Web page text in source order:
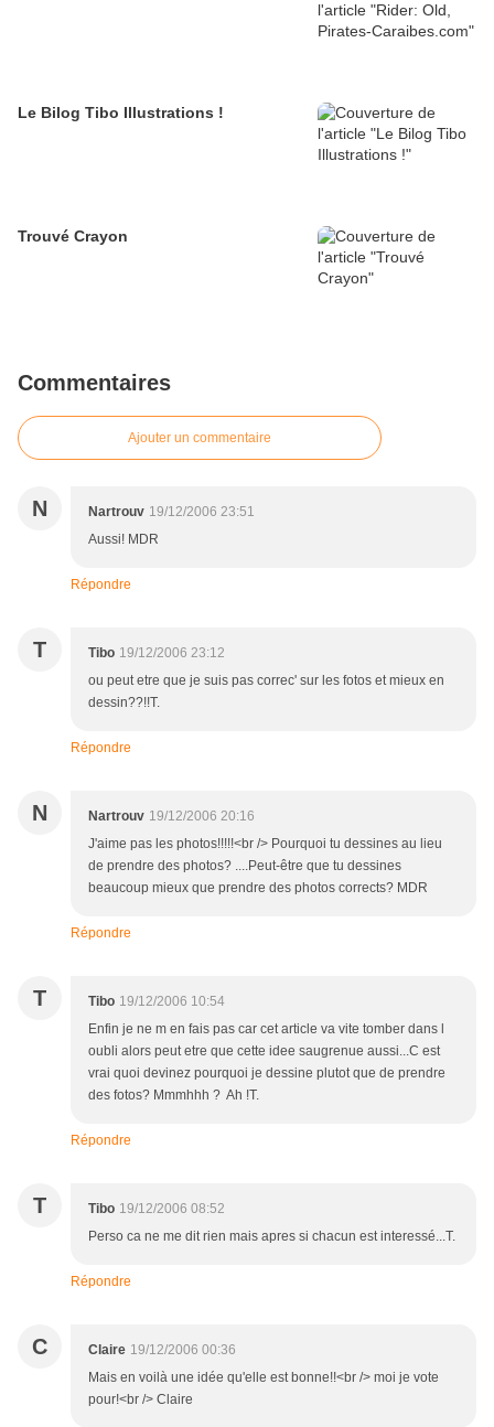
Le Bilog Tibo Illustrations !
Trouvé Crayon
Commentaires
Ajouter un commentaire
N Nartrouv 19/12/2006 23:51
Aussi! MDR
Répondre
T Tibo 19/12/2006 23:12
ou peut etre que je suis pas correc' sur les fotos et mieux en
dessin??!!T.
Répondre
N Nartrouv 19/12/2006 20:16
J'aime pas les photos!!!!!<br /> Pourquoi tu dessines au lieu
de prendre des photos? ....Peut-être que tu dessines
beaucoup mieux que prendre des photos corrects? MDR
Répondre
T Tibo 19/12/2006 10:54
Enfin je ne m en fais pas car cet article va vite tomber dans l
oubli alors peut etre que cette idee saugrenue aussi...C est
vrai quoi devinez pourquoi je dessine plutot que de prendre
des fotos? Mmmhhh ? Ah !T.
Répondre
T Tibo 19/12/2006 08:52
Perso ca ne me dit rien mais apres si chacun est interessé...T.
Répondre
C Claire 19/12/2006 00:36
Mais en voilà une idée qu'elle est bonne!!<br /> moi je vote
pour!<br /> Claire